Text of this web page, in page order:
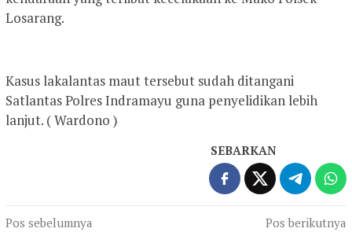
Losarang.
Kasus lakalantas maut tersebut sudah ditangani
Satlantas Polres Indramayu guna penyelidikan lebih
lanjut. ( Wardono )
SEBARKAN
Navigasi
Pos sebelumnya
Pos berikutnya